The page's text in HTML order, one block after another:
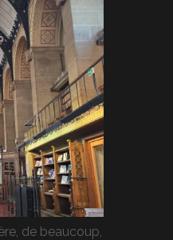
de beaucoup,